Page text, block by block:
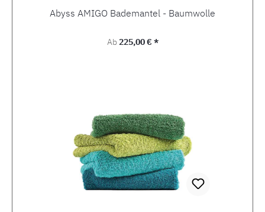
Abyss AMIGO Bademantel - Baumwolle
Regulärer Preis:
Ab225,00 € *